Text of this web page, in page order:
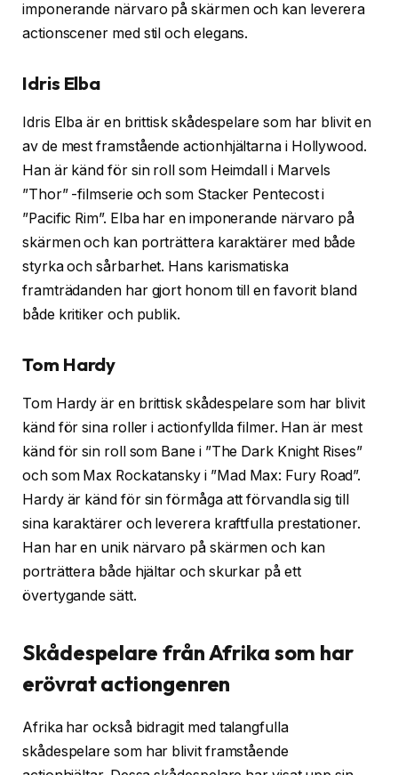
imponerande närvaro på skärmen och kan leverera
actionscener med stil och elegans.
Idris Elba
Idris Elba är en brittisk skådespelare som har blivit en
av de mest framstående actionhjältarna i Hollywood.
Han är känd för sin roll som Heimdall i Marvels
”Thor” -filmserie och som Stacker Pentecost i
”Pacific Rim”. Elba har en imponerande närvaro på
skärmen och kan porträttera karaktärer med både
styrka och sårbarhet. Hans karismatiska
framträdanden har gjort honom till en favorit bland
både kritiker och publik.
Tom Hardy
Tom Hardy är en brittisk skådespelare som har blivit
känd för sina roller i actionfyllda filmer. Han är mest
känd för sin roll som Bane i ”The Dark Knight Rises”
och som Max Rockatansky i ”Mad Max: Fury Road”.
Hardy är känd för sin förmåga att förvandla sig till
sina karaktärer och leverera kraftfulla prestationer.
Han har en unik närvaro på skärmen och kan
porträttera både hjältar och skurkar på ett
övertygande sätt.
Skådespelare från Afrika som har
erövrat actiongenren
Afrika har också bidragit med talangfulla
skådespelare som har blivit framstående